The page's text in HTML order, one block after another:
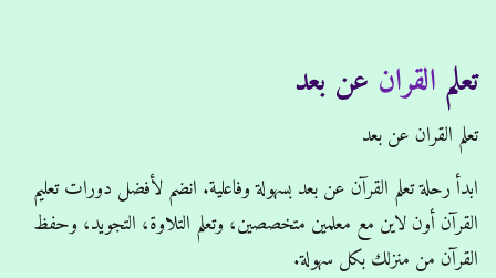
Home
/تعلم القران عن بعد تعلم القران عن بعد
تعلم القران عن بعد
ابدأ رحلة تعلم القرآن عن بعد بسهولة وفاعلية. انضم لأفضل دورات تعليم
القرآن أون لاين مع معلمين متخصصين، وتعلم التلاوة، التجويد، وحفظ
القرآن من منزلك بكل سهولة.